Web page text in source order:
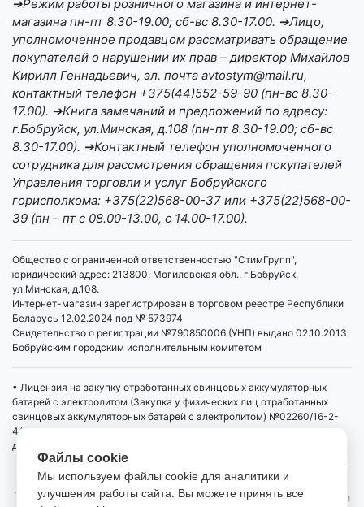
➔Режим работы розничного магазина и интернет-
магазина пн-пт 8.30-19.00; сб-вс 8.30-17.00. ➔Лицо,
уполномоченное продавцом рассматривать обращение
покупателей о нарушении их прав – директор Михайлов
Кирилл Геннадьевич, эл. почта avtostym@mail.ru,
контактный телефон +375(44)552-59-90 (пн-вс 8.30-
17.00). ➔Книга замечаний и предложений по адресу:
г.Бобруйск, ул.Минская, д.108 (пн-пт 8.30-19.00; сб-вс
8.30-17.00). ➔Контактный телефон уполномоченного
сотрудника для рассмотрения обращения покупателей
Управления торговли и услуг Бобруйского
горисполкома: +375(22)568-00-37 или +375(22)568-00-
39 (пн – пт с 08.00-13.00, с 14.00-17.00).
Общество с ограниченной ответственностью "СтимГрупп",
юридический адрес: 213800, Могилевская обл., г.Бобруйск,
ул.Минская, д.108.
Интернет-магазин зарегистрирован в торговом реестре Республики
Беларусь 12.02.2024 под № 573974
Свидетельство о регистрации №790850006 (УНП) выдано 02.10.2013
Бобруйским городским исполнительным комитетом
• Лицензия на закупку отработанных свинцовых аккумуляторных
батарей с электролитом (Закупка у физических лиц отработанных
свинцовых аккумуляторных батарей с электролитом) №02260/16-2-
4/4 от 01.04.2019 выдана Министерством промышленности РБ,
действует бессрочно
Файлы cookie
Мы используем файлы cookie для аналитики и
улучшения работы сайта. Вы можете принять все